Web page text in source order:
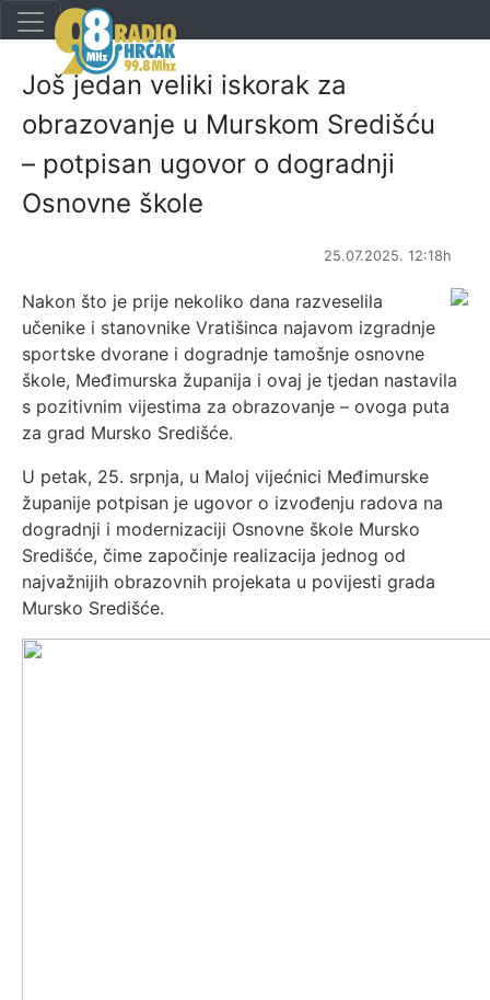
Još jedan veliki iskorak za
obrazovanje u Murskom Središću
– potpisan ugovor o dogradnji
Osnovne škole
25.07.2025. 12:18h
Nakon što je prije nekoliko dana razveselila
učenike i stanovnike Vratišinca najavom izgradnje
sportske dvorane i dogradnje tamošnje osnovne
škole, Međimurska županija i ovaj je tjedan nastavila
s pozitivnim vijestima za obrazovanje – ovoga puta
za grad Mursko Središće.
U petak, 25. srpnja, u Maloj vijećnici Međimurske
županije potpisan je ugovor o izvođenju radova na
dogradnji i modernizaciji Osnovne škole Mursko
Središće, čime započinje realizacija jednog od
najvažnijih obrazovnih projekata u povijesti grada
Mursko Središće.